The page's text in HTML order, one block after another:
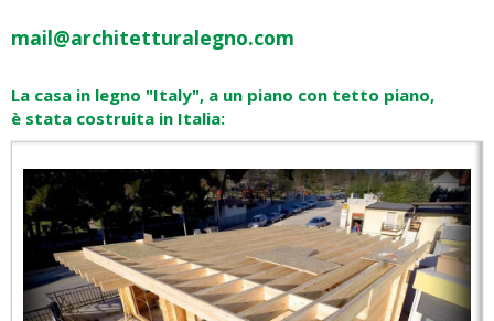
mail@architetturalegno.com
La casa in legno "Italy", a un piano con tetto piano,
è stata costruita in Italia: